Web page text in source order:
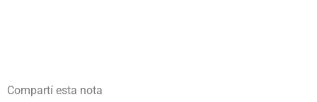
Compartí esta nota